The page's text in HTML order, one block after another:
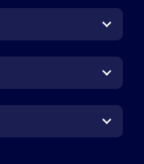
Rooms